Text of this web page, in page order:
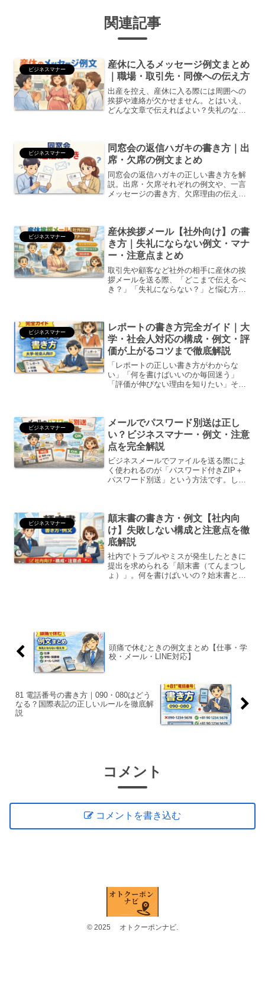
関連記事
ビジネスマナー
産休に入るメッセージ例文まとめ
｜職場・取引先・同僚への伝え方
出産を控え、産休に入る際には周囲への
挨拶や連絡が欠かせません。とはいえ、
どんな文章で伝えればよい？失礼のない
ッセージの例文 を、相手...
ビジネスマナー
同窓会の返信ハガキの書き方｜出
席・欠席の例文まとめ
同窓会の返信ハガキの正しい書き方を解
説。出席・欠席それぞれの例文や、一言
メッセージの書き方、欠席理由の伝え方
ビジネスマナー
産休挨拶メール【社外向け】の書
き方｜失礼にならない例文・マナ
ー・注意点まとめ
取引先や顧客など社外の相手に産休の挨
拶メールを送る際、「どこまで伝えるべ
き？」「失礼にならない？」と悩む方は
本記事では、そのまま...
ビジネスマナー
レポートの書き方完全ガイド｜大
学・社会人対応の構成・例文・評
価が上がるコツまで徹底解説
「レポートの正しい書き方がわからな
い」「何を書けばいいのか毎回迷う」
「評価が伸びない理由を知りたい」そん
に解説します。大学生・専門学...
ビジネスマナー
メールでパスワード別送は正し
い？ビジネスマナー・例文・注意
点を完全解説
ビジネスメールでファイルを送る際によ
く使われるのが「パスワード付きZIP＋
パスワード別送」という方法です。しか
も増えています。この記...
ビジネスマナー
顛末書の書き方・例文【社内向
け】失敗しない構成と注意点を徹
底解説
社内でトラブルやミスが発生したときに
提出を求められる「顛末書（てんまつし
ょ）」。何を書けばいいの？始末書との
頭痛で休むときの例文まとめ【仕事・学
校・メール・LINE対応】
81 電話番号の書き方｜090・080はどう
なる？国際表記の正しいルールを徹底解
説
コメント
コメントを書き込む
© 2025 オトクーポンナビ.